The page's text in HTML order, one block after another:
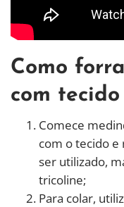
Como
com tecido
Comece
com o tecido
ser utilizado,
tricoline;
Para colar,